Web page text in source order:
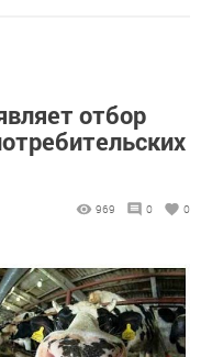
отбор
969 0 0